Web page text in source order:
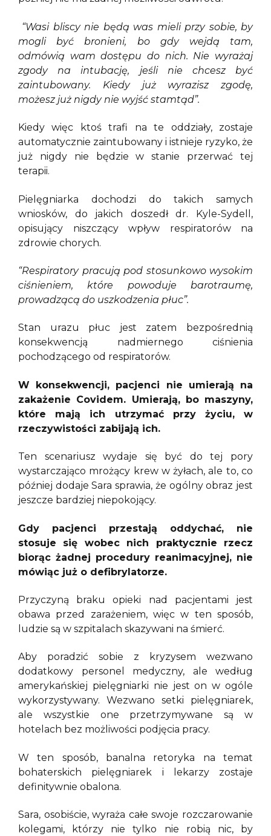
“Wasi bliscy nie będą was mieli przy sobie, by
mogli być bronieni, bo gdy wejdą tam,
odmówią wam dostępu do nich. Nie wyrażaj
zgody na intubację, jeśli nie chcesz być
zaintubowany. Kiedy już wyrazisz zgodę,
możesz już nigdy nie wyjść stamtąd”.
Kiedy więc ktoś trafi na te oddziały, zostaje
automatycznie zaintubowany i istnieje ryzyko, że
już nigdy nie będzie w stanie przerwać tej
terapii.
Pielęgniarka dochodzi do takich samych
wniosków, do jakich doszedł dr. Kyle-Sydell,
opisujący niszczący wpływ respiratorów na
zdrowie chorych.
“Respiratory pracują pod stosunkowo wysokim
ciśnieniem, które powoduje barotraumę,
prowadzącą do uszkodzenia płuc”.
Stan urazu płuc jest zatem bezpośrednią
konsekwencją nadmiernego ciśnienia
pochodzącego od respiratorów.
W konsekwencji, pacjenci nie umierają na
zakażenie Covidem. Umierają, bo maszyny,
które mają ich utrzymać przy życiu, w
rzeczywistości zabijają ich.
Ten scenariusz wydaje się być do tej pory
wystarczająco mrożący krew w żyłach, ale to, co
później dodaje Sara sprawia, że ogólny obraz jest
jeszcze bardziej niepokojący.
Gdy pacjenci przestają oddychać, nie
stosuje się wobec nich praktycznie rzecz
biorąc żadnej procedury reanimacyjnej, nie
mówiąc już o defibrylatorze.
Przyczyną braku opieki nad pacjentami jest
obawa przed zarażeniem, więc w ten sposób,
ludzie są w szpitalach skazywani na śmierć.
Aby poradzić sobie z kryzysem wezwano
dodatkowy personel medyczny, ale według
amerykańskiej pielęgniarki nie jest on w ogóle
wykorzystywany. Wezwano setki pielęgniarek,
ale wszystkie one przetrzymywane są w
hotelach bez możliwości podjęcia pracy.
W ten sposób, banalna retoryka na temat
bohaterskich pielęgniarek i lekarzy zostaje
definitywnie obalona.
Sara, osobiście, wyraża całe swoje rozczarowanie
kolegami, którzy nie tylko nie robią nic, by